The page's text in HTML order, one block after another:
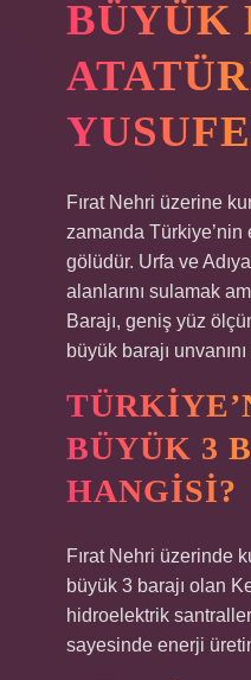
BÜYÜK
Fırat Nehri üzerine
zamanda
gölüdür. Urfa ve
alanlarını sulamak
Barajı, geniş yüz
büyük barajı unvanını
BÜYÜK 3
HANGISI?
Fırat Nehri üzerinde
büyük 3 barajı olan
hidroelektrik
sayesinde enerji